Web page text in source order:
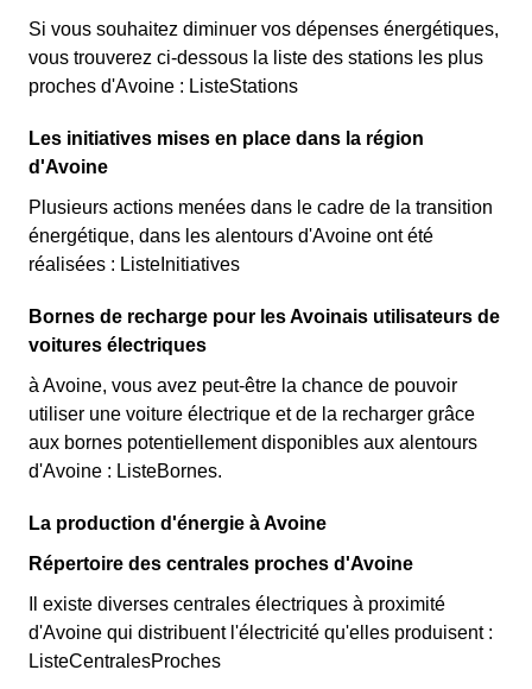
Si vous souhaitez diminuer vos dépenses énergétiques,
vous trouverez ci-dessous la liste des stations les plus
proches d'Avoine : ListeStations
Les initiatives mises en place dans la région
d'Avoine
Plusieurs actions menées dans le cadre de la transition
énergétique, dans les alentours d'Avoine ont été
réalisées : ListeInitiatives
Bornes de recharge pour les Avoinais utilisateurs de
voitures électriques
à Avoine, vous avez peut-être la chance de pouvoir
utiliser une voiture électrique et de la recharger grâce
aux bornes potentiellement disponibles aux alentours
d'Avoine : ListeBornes.
La production d'énergie à Avoine
Répertoire des centrales proches d'Avoine
Il existe diverses centrales électriques à proximité
d'Avoine qui distribuent l'électricité qu'elles produisent :
ListeCentralesProches